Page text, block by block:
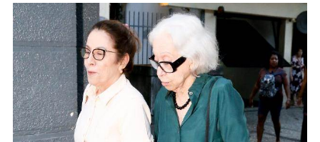
Carlos..... Ver mais